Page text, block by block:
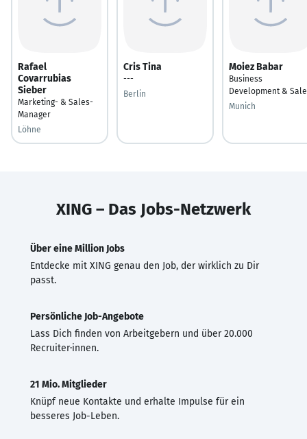
Rafael
Covarrubias
Sieber
Marketing- & Sales-
Manager
Löhne
Cris Tina
---
Berlin
Moiez Babar
Business
Development &
Munich
XING – Das Jobs-Netzwerk
Über eine Million Jobs
Entdecke mit XING genau den Job, der wirklich zu Dir
passt.
Persönliche Job-Angebote
Lass Dich finden von Arbeitgebern und über 20.000
Recruiter·innen.
21 Mio. Mitglieder
Knüpf neue Kontakte und erhalte Impulse für ein
besseres Job-Leben.